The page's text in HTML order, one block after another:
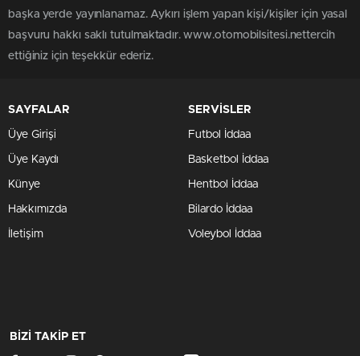
başka yerde yayınlanamaz. Aykırı işlem yapan kişi/kişiler için yasal
başvuru hakkı saklı tutulmaktadır. www.otomobilsitesi.nettercih
ettiğiniz için teşekkür ederiz.
SAYFALAR
Üye Girişi
Üye Kaydı
Künye
Hakkımızda
İletişim
SERVİSLER
Futbol İddaa
Basketbol İddaa
Hentbol İddaa
Bilardo İddaa
Voleybol İddaa
BİZİ TAKİP ET